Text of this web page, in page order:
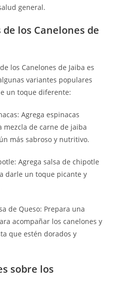
general.
los Canelones de
los Canelones de Jaiba es
variantes populares
un toque diferente:
Agrega espinacas
mezcla de carne de jaiba
más sabroso y nutritivo.
Agrega salsa de chipotle
darle un toque picante y
de Queso: Prepara una
acompañar los canelones y
que estén dorados y
sobre los